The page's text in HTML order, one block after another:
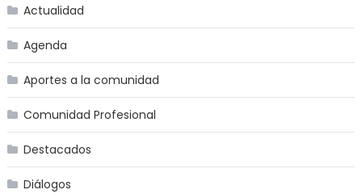
Actualidad
Agenda
Aportes a la comunidad
Comunidad Profesional
Destacados
Diálogos